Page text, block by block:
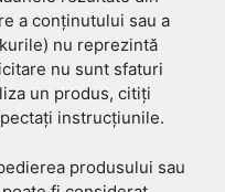
a conținutului sau a
nu reprezintă
nu sunt sfaturi
un produs, citiți
instrucțiunile.
produsului sau